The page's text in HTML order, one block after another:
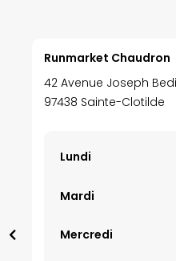
Runmarket Chaudron
42 Avenue Joseph
97438 Sainte-Clotilde
Lundi
Mardi
Mercredi